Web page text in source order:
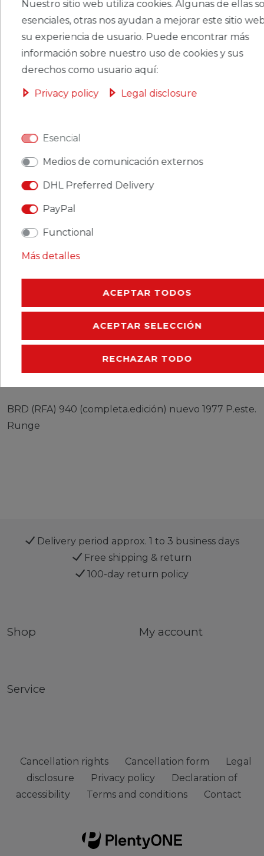
CERES::TEMPLATE.SINGLEITEMADDT
OBASKET
Ceres::Template.singleItemFootnote1 Ceres::Template.singleItemInclVAT
Ceres::Template.singleItemShippingCosts
CERES::TEMPLATE.SINGLEITEMMANUFACTURER
BRD (RFA) 940 (completa.edición) nuevo 1977 P.este.
Runge
Delivery period approx. 1 to 3 business days
Free shipping & return
100-day return policy
Shop My account
Service
Cancellation rights Cancellation form
Legal
disclosure
Privacy policy
Declaration of
accessibility
Terms and conditions Contact
Nuestro sitio web utiliza cookies. Algunas de ellas
esenciales, otras nos ayudan a mejorar este sitio
su experiencia de usuario. Puede encontrar más
información sobre nuestro uso de cookies y sus
derechos como usuario aquí:
Privacy policy Legal disclosure
Esencial
Medios de comunicación externos
DHL Preferred Delivery
PayPal
Functional
Más detalles
ACEPTAR TODOS
ACEPTAR SELECCIÓN
RECHAZAR TODO